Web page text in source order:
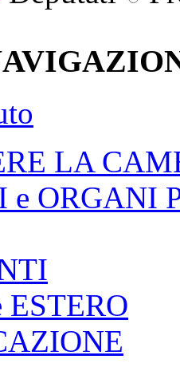
LA
e ORGANI
ESTERO